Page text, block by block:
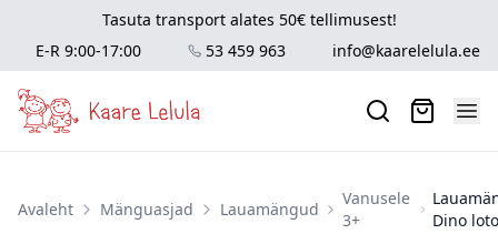
Tasuta transport alates 50€ tellimusest!
E-R 9:00-17:00
53 459 963 info@kaarelelula.ee
Avaleht Mänguasjad Lauamängud
Vanusele
3+
Dino